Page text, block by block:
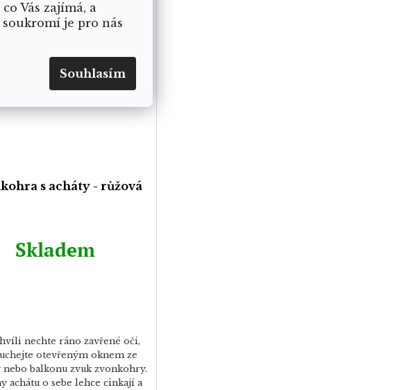
Vás zajímá, a
soukromí je pro nás
Souhlasím
s acháty - růžová
Skladem
nechte ráno zavřené oči,
otevřeným oknem ze
nebo balkonu zvuk zvonkohry.
achátu o sebe lehce cinkají a